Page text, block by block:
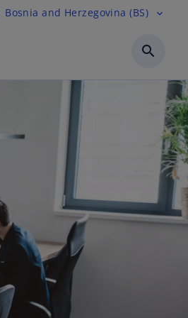
Bosnia and Herzegovina (BS) expand_more
search